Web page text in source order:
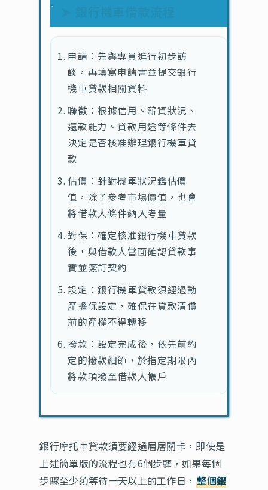
申請：先與專員進行初步訪
談，再填寫申請書並提交銀行
機車貸款相關資料
聯徵：根據信用、薪資狀況、
還款能力、貸款用途等條件去
決定是否核准辦理銀行機車貸
款
估價：針對機車狀況鑑估價
值，除了參考市場價值，也會
將借款人條件納入考量
對保：確定核准銀行機車貸款
後，與借款人當面確認貸款事
實並簽訂契約
設定：銀行機車貸款須經過動
產擔保設定，確保在貸款清償
前的產權不得轉移
撥款：設定完成後，依先前約
定的撥款細節，於指定期限內
將款項撥至借款人帳戶
銀行摩托車貸款須要經過層層關卡，即使是
上述簡單版的流程也有6個步驟，如果每個
步驟至少須等待一天以上的工作日，整個銀